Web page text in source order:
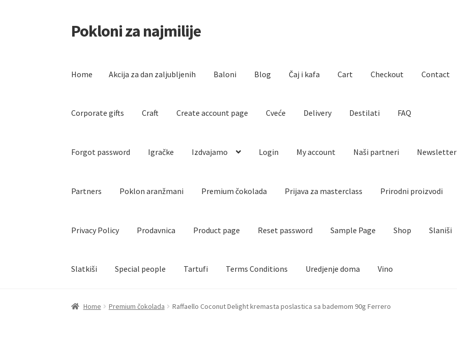
Skip
to
Skip
to
Pokloni za najmilije
Home Akcija za dan zaljubljenih Baloni Blog Čaj i kafa Cart Checkout Contact
Corporate gifts Craft Create account page Cveće Delivery Destilati FAQ
Forgot password Igračke Izdvajamo Login My account Naši partneri Newsletter
Partners Poklon aranžmani Premium čokolada Prijava za masterclass Prirodni proizvodi
Privacy Policy Prodavnica Product page Reset password Sample Page Shop Slaniši
Slatkiši Special people Tartufi Terms Conditions Uredjenje doma Vino
Home Akcija za dan zaljubljenih Baloni Čaj i kafa Checkout Contact Corporate gifts
Home Premium čokolada Raffaello Coconut Delight kremasta poslastica sa bademom 90g Ferrero